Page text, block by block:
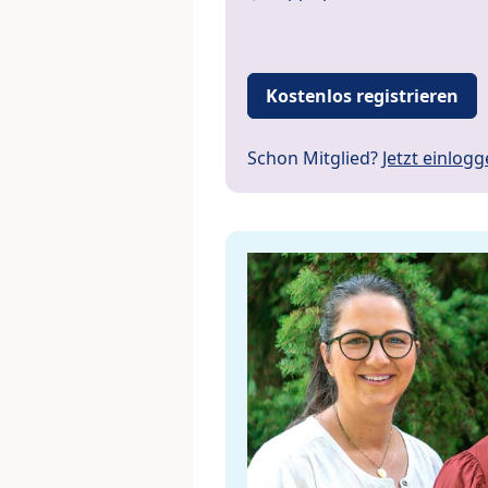
Kostenlos registrieren
Schon Mitglied? Jetzt